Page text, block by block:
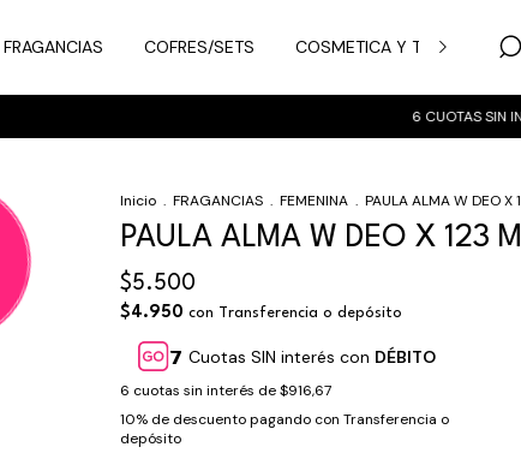
FRAGANCIAS COFRES/SETS COSMETICA Y TRATAMIENTO
6 CUOTAS SIN
Inicio . FRAGANCIAS . FEMENINA . PAULA ALMA W DEO X
PAULA ALMA W DEO X 123
$5.500
$4.950 con Transferencia o depósito
Cuotas SIN interés con DÉBITO
6 cuotas sin interés de$916,67
10% de descuentopagando con Transferencia o
depósito